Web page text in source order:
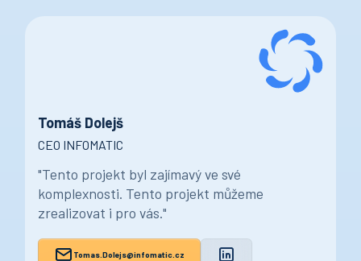
Tomáš Dolejš
CEO INFOMATIC
"Tento projekt byl zajímavý ve své
komplexnosti. Tento projekt můžeme
zrealizovat i pro vás."
Tomas.Dolejs@infomatic.cz